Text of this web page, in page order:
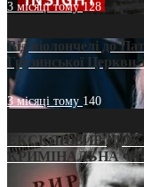
3 місяці тому128
Від віолончелі до
Грузинської
3 місяці тому 140
ЕКСКЛЮЗИВ
КРИМІНАЛЬНА